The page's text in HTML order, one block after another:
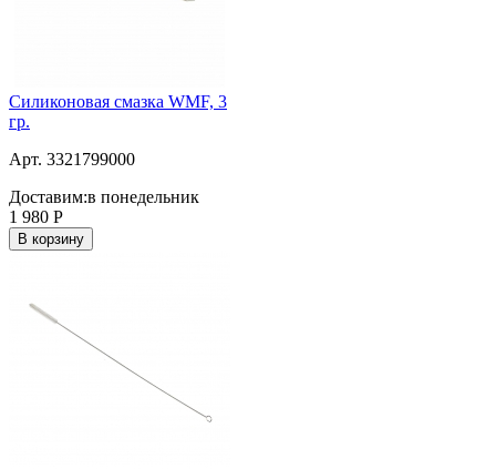
Силиконовая смазка WMF, 3
гр.
Арт. 3321799000
Доставим:в понедельник
1 980 Р
В корзину